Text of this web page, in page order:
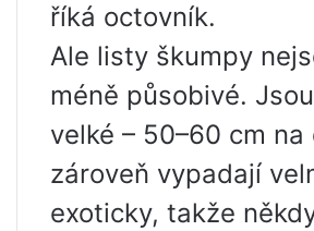
říká octovník.
Ale listy škumpy
méně působivé.
velké – 50–60 cm na
zároveň vypadají
exoticky, takže